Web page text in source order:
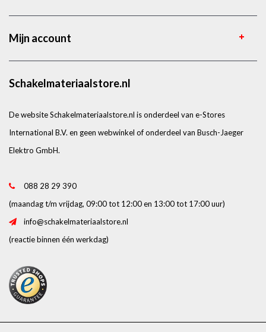
Mijn account
Schakelmateriaalstore.nl
De website Schakelmateriaalstore.nl is onderdeel van e-Stores
International B.V. en geen webwinkel of onderdeel van Busch-Jaeger
Elektro GmbH.
088 28 29 390
(maandag t/m vrijdag, 09:00 tot 12:00 en 13:00 tot 17:00 uur)
info@schakelmateriaalstore.nl
(reactie binnen één werkdag)